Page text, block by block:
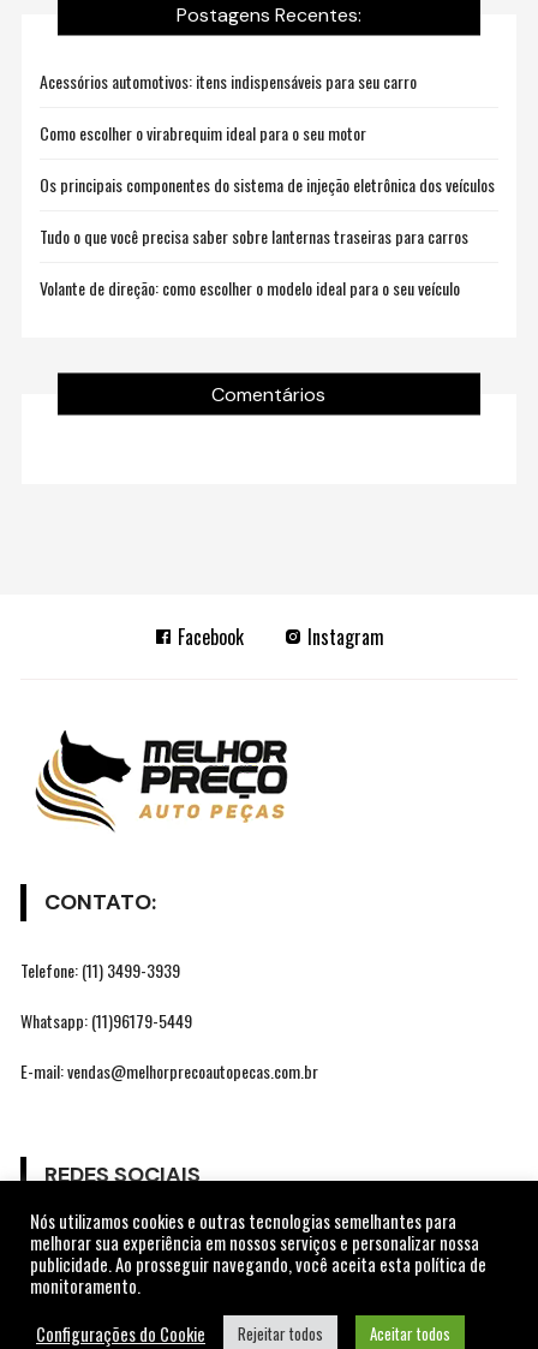
Postagens Recentes:
Acessórios automotivos: itens indispensáveis para seu carro
Como escolher o virabrequim ideal para o seu motor
Os principais componentes do sistema de injeção eletrônica dos veículos
Tudo o que você precisa saber sobre lanternas traseiras para carros
Volante de direção: como escolher o modelo ideal para o seu veículo
Comentários
Facebook Instagram
CONTATO:
Telefone: (11) 3499-3939
Whatsapp: (11)96179-5449
E-mail: vendas@melhorprecoautopecas.com.br
REDES SOCIAIS
Gostar
Seguir
Nós utilizamos cookies e outras tecnologias semelhantes para
melhorar sua experiência em nossos serviços e personalizar nossa
publicidade. Ao prosseguir navegando, você aceita esta política de
monitoramento.
Configurações do Cookie
Rejeitar todos Aceitar todos